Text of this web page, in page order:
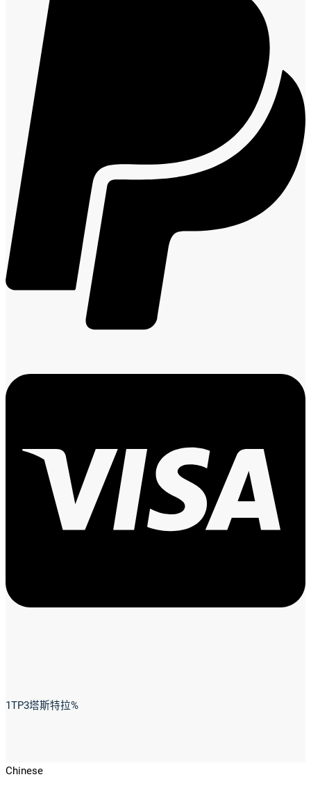
1TP3塔斯特拉%
Chinese